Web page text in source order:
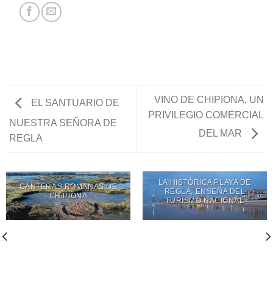
EL SANTUARIO DE
NUESTRA SEÑORA DE
REGLA
VINO DE CHIPIONA, UN
PRIVILEGIO COMERCIAL
DEL MAR
CANTERAS ROMANAS DE
CHIPIONA
LA HISTÓRICA PLAYA DE
REGLA, ENSEÑA DEL
TURISMO NACIONAL